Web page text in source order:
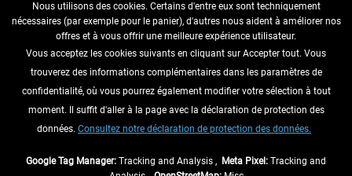
RENONCER AU CONTRAT ICI
INFORMATIONS
NE MANQUEZ PAS LES DERNIÈRES
Nous utilisons des cookies. Certains d'entre eux sont techniquement
nécessaires (par exemple pour le panier), d'autres nous aident à améliorer nos
offres et à vous offrir une meilleure expérience utilisateur.
Vous acceptez les cookies suivants en cliquant sur Accepter tout. Vous
trouverez des informations complémentaires dans les paramètres de
confidentialité, où vous pourrez également modifier votre sélection à tout
moment. Il suffit d'aller à la page avec la déclaration de protection des
données. Consultez notre déclaration de protection des données.
Google Tag Manager: Tracking and Analysis , Meta Pixel: Tracking and